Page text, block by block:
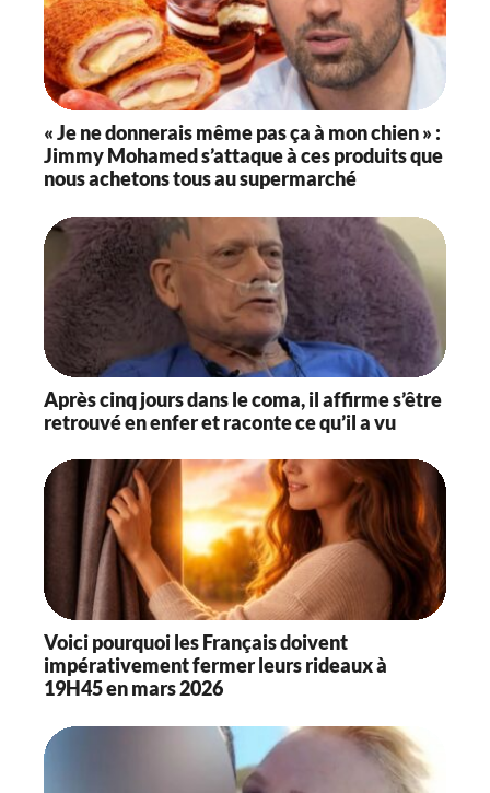
« Je ne donnerais même pas ça à mon chien » :
Jimmy Mohamed s’attaque à ces produits que
nous achetons tous au supermarché
Après cinq jours dans le coma, il affirme s’être
retrouvé en enfer et raconte ce qu’il a vu
Voici pourquoi les Français doivent
impérativement fermer leurs rideaux à
19H45 en mars 2026